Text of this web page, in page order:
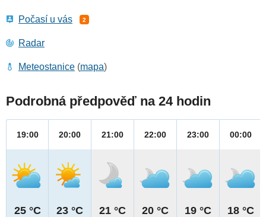
Počasí u vás 2
Radar
Meteostanice (mapa)
Podrobná předpověď na 24 hodin
19:00
25 °C
20:00
23 °C
21:00
21 °C
22:00
20 °C
23:00
19 °C
00:00
18 °C